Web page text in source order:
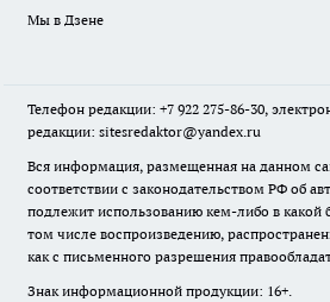
Мы в Дзене
Телефон редакции: +7 922 275-86-30,
редакции: sitesredaktor@yandex.ru
Вся информация, размещенная на данном
соответствии с законодательством РФ об
подлежит использованию кем-либо в
том числе воспроизведению,
как с письменного разрешения
Знак информационной продукции: 16+.